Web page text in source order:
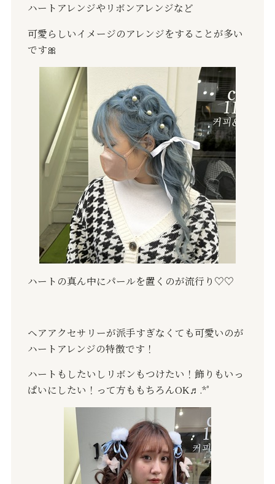
ハートアレンジやリボンアレンジなど
可愛らしいイメージのアレンジをすることが多い
です‪︎🎀
ハートの真ん中にパールを置くのが流行り♡♡
ヘアアクセサリーが派手すぎなくても可愛いのが
ハートアレンジの特徴です！
ハートもしたいしリボンもつけたい！飾りもいっ
ぱいにしたい！って方ももちろんOK‍♬.*ﾟ